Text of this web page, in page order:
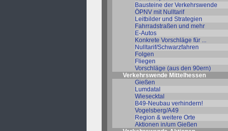
Bausteine der Verkehrswende
ÖPNV mit Nulltarif
Leitbilder und Strategien
Fahrradstraßen und mehr
E-Autos
Konkrete Vorschläge für ...
Nulltarif/Schwarzfahren
Folgen
Fliegen
Vorschläge (aus den 90ern)
Verkehrswende Mittelhessen
Gießen
Lumdatal
Wiesecktal
B49-Neubau verhindern!
Vogelsberg/A49
Region & weitere Orte
Aktionen in/um Gießen